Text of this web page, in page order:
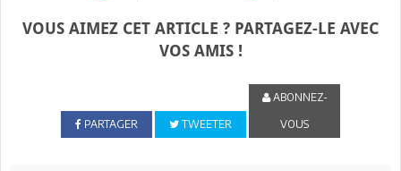
VOUS AIMEZ CET ARTICLE ? PARTAGEZ-LE AVEC
VOS AMIS !
PARTAGER TWEETER
ABONNEZ-
VOUS